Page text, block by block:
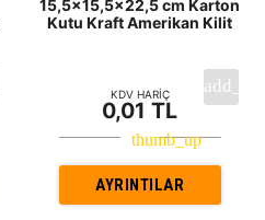
15,5x15,5x22,5 cm Karton
Kutu Kraft Amerikan Kilit
KDV HARİÇ
0,01 TL
AYRINTILAR